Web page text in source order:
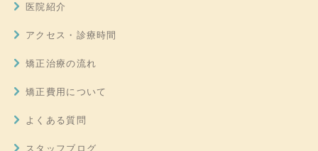
医院紹介
アクセス・診療時間
矯正治療の流れ
矯正費用について
よくある質問
スタッフブログ